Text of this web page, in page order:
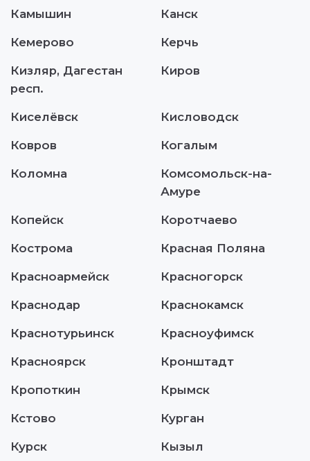
Камышин Канск
Кемерово Керчь
Кизляр, Дагестан
респ.
Киров
Киселёвск Кисловодск
Ковров Когалым
Коломна
Комсомольск-на-
Амуре
Копейск Коротчаево
Кострома Красная Поляна
Красноармейск Красногорск
Краснодар Краснокамск
Краснотурьинск Красноуфимск
Красноярск Кронштадт
Кропоткин Крымск
Кстово Курган
Курск Кызыл